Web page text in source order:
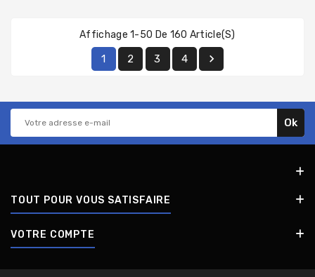
Affichage 1-50 De 160 Article(s)
1 2 3 4 
TOUT POUR VOUS SATISFAIRE
VOTRE COMPTE